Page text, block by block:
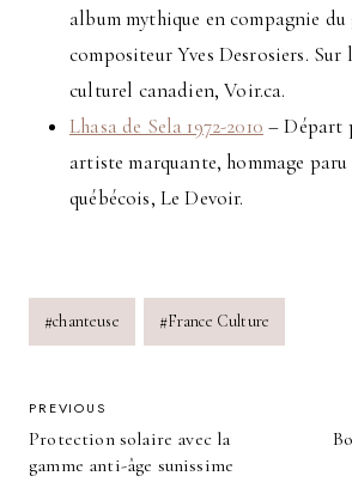
album mythique en compagnie
compositeur Yves Desrosiers. Sur
culturel canadien, Voir.ca.
Lhasa de Sela 1972-2010 – Départ
artiste marquante, hommage
québécois, Le Devoir.
Post
Tags:
#chanteuse #France Culture
POST
NAVIGATION
PREVIOUS
Protection solaire avec la
gamme anti-âge sunissime